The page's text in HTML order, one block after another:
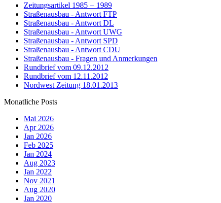
Zeitungsartikel 1985 + 1989
Straßenausbau - Antwort FTP
Straßenausbau - Antwort DL
Straßenausbau - Antwort UWG
Straßenausbau - Antwort SPD
Straßenausbau - Antwort CDU
Straßenausbau - Fragen und Anmerkungen
Rundbrief vom 09.12.2012
Rundbrief vom 12.11.2012
Nordwest Zeitung 18.01.2013
Monatliche Posts
Mai 2026
Apr 2026
Jan 2026
Feb 2025
Jan 2024
Aug 2023
Jan 2022
Nov 2021
Aug 2020
Jan 2020